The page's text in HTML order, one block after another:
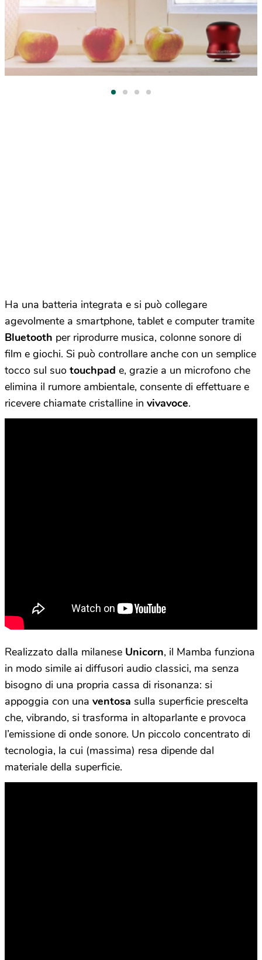
Ha una batteria integrata e si può collegare
agevolmente a smartphone, tablet e computer tramite
Bluetooth per riprodurre musica, colonne sonore di
film e giochi. Si può controllare anche con un semplice
tocco sul suo touchpad e, grazie a un microfono che
elimina il rumore ambientale, consente di effettuare e
ricevere chiamate cristalline in vivavoce.
Realizzato dalla milanese Unicorn, il Mamba funziona
in modo simile ai diffusori audio classici, ma senza
bisogno di una propria cassa di risonanza: si
appoggia con una ventosa sulla superficie prescelta
che, vibrando, si trasforma in altoparlante e provoca
l’emissione di onde sonore. Un piccolo concentrato di
tecnologia, la cui (massima) resa dipende dal
materiale della superficie.